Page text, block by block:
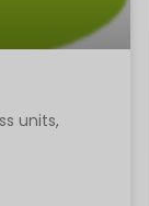
units,